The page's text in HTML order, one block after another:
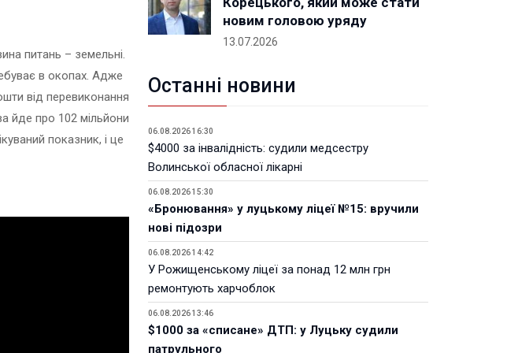
питань – земельні.
в окопах. Адже
від перевиконання
йде про 102 мільйони
показник, і це
новим головою уряду
13.07.2026
Останні новини
06.08.2026 16:30
$4000 за інвалідність: судили медсестру
Волинської обласної лікарні
06.08.2026 15:30
«Бронювання» у луцькому ліцеї №15: вручили
нові підозри
06.08.2026 14:42
У Рожищенському ліцеї за понад 12 млн грн
ремонтують харчоблок
06.08.2026 13:46
$1000 за «списане» ДТП: у Луцьку судили
патрульного